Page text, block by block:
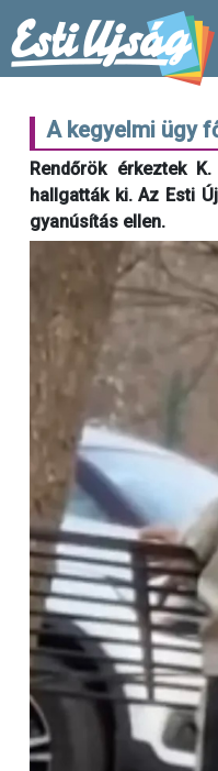
A kegyelmi ügy
Rendőrök érkeztek
hallgatták ki. Az Esti
gyanúsítás ellen.